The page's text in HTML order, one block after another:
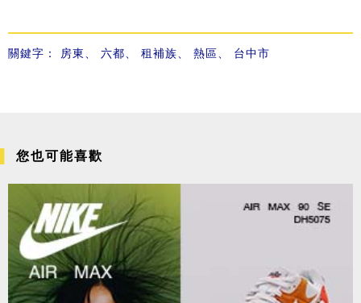
關鍵字： 房東、 六都、 租補族、 熱區、 台中市
您也可能喜歡